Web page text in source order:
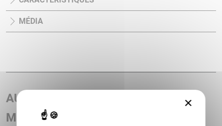
MÉDIA
AUTRES ARTICLES ASSOCIÉS AU
MODÈLE LUNETTE ACOG TA02 4X32
×